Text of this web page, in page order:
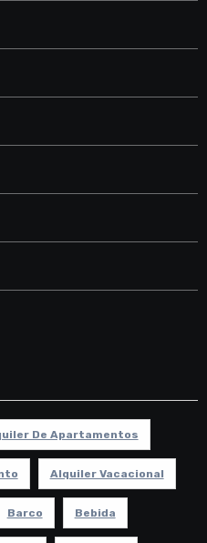
De Apartamentos
Alquiler Vacacional
Barco Bebida